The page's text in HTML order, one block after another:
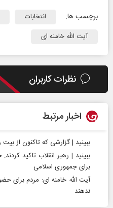
برچسب ها: انتخابات
آیت الله خامنه ای
نظرات کاربران
اخبار مرتبط
ببینید | گزارشی که تاکنون از بیت
ببینید | رهبر انقلاب تاکید
برای جمهوری اسلامی
آیت الله خامنه ای: مردم برای
ندهند